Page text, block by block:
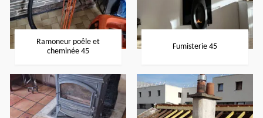
Ramoneur poêle et
cheminée 45
Fumisterie 45